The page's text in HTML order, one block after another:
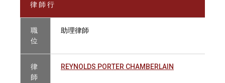
律 師 行
職
位
助理律師
律
師
REYNOLDS PORTER CHAMBERLAIN